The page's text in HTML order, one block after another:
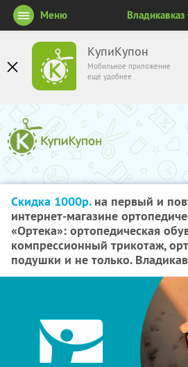
КупиКупон
Мобильное приложение
ещё удобнее
Меню Владикавказ
Скидка 1000р.на первый и
интернет-магазине
«Ортека»: ортопедическая
компрессионный трикотаж,
подушки и не только.